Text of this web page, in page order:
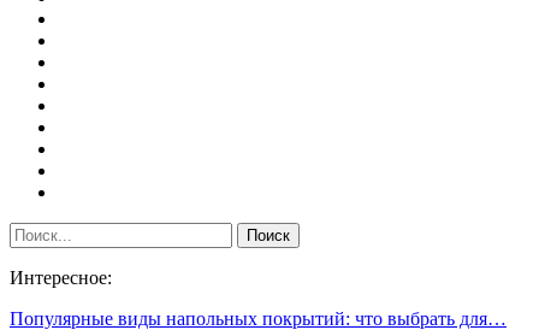
Интересное:
Популярные виды напольных покрытий: что выбрать для…